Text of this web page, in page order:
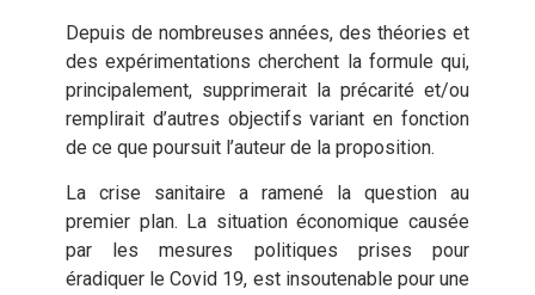
Depuis de nombreuses années, des théories et
des expérimentations cherchent la formule qui,
principalement, supprimerait la précarité et/ou
remplirait d’autres objectifs variant en fonction
de ce que poursuit l’auteur de la proposition.
La crise sanitaire a ramené la question au
premier plan. La situation économique causée
par les mesures politiques prises pour
éradiquer le Covid 19, est insoutenable pour une